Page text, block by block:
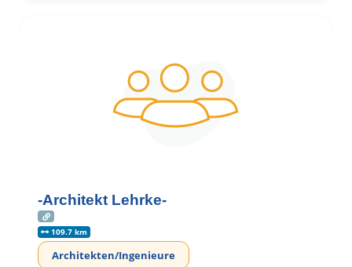
-Architekt Lehrke-
109.7 km
Architekten/Ingenieure